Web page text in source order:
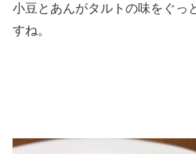
小豆とあんがタルトの味をぐっ
すね。